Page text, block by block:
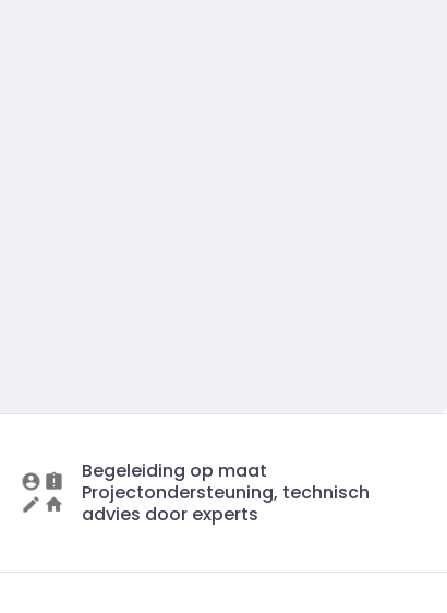
Begeleiding op maat
Projectondersteuning, technisch
advies door experts